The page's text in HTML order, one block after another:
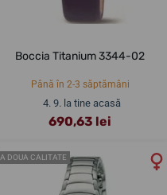
Boccia Titanium 3344-02
Până în 2-3 săptămâni
4. 9. la tine acasă
690,63 lei
A DOUA CALITATE